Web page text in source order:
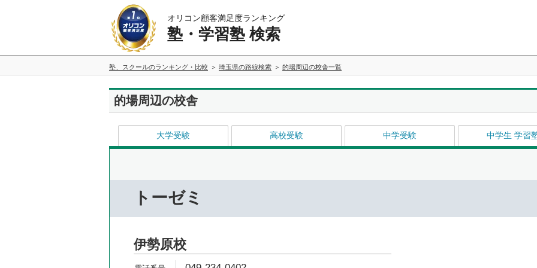
オリコン顧客満足度ランキング
塾・学習塾 検索
塾、スクールのランキング・比較 埼玉県の路線検索 的場周辺の校舎一覧
的場周辺の校舎
大学受験 高校受験 中学受験 中学生 学習
トーゼミ
伊勢原校